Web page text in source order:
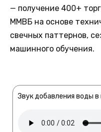
— получение 400+
ММВБ на основе
свечных паттернов,
машинного обучения.
Звук добавления воды